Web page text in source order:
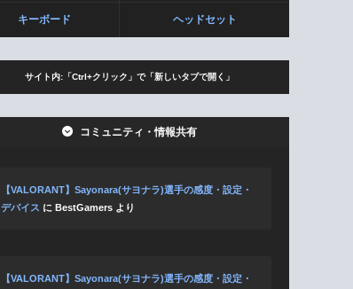
キーボード ヘッドセット
サイト内:「Ctrl+クリック」で「新しいタブで開く」
コミュニティ・情報共有
【VALORANT】Sayonara(サヨナラ)選手の感度・設定・
デバイス に BestGamers より
【VALORANT】Sayonara(サヨナラ)選手の感度・設定・